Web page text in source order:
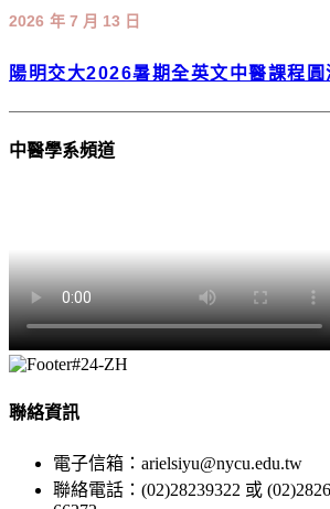
2026 年 7 月 13 日
陽明交大2026暑期全英文中醫課程圓
中醫學系頻道
聯絡資訊
電子信箱：arielsiyu@nycu.edu.tw
聯絡電話：(02)28239322 或